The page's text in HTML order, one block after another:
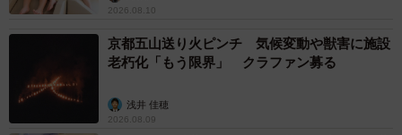
2026.08.10
京都五山送り火ピンチ 気候変動や獣害に施設
老朽化「もう限界」 クラファン募る
浅井 佳穂
2026.08.09